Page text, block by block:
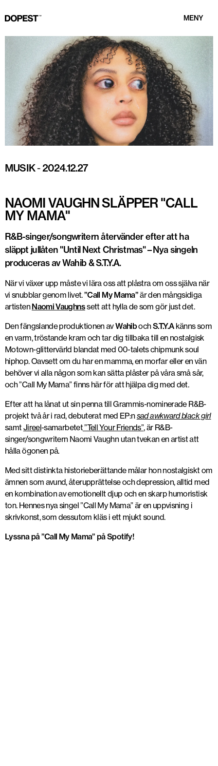
MENY
MUSIK-2024.12.27
NAOMI VAUGHN SLÄPPER "CALL
MY MAMA"
R&B-singer/songwritern återvänder efter att ha
släppt jullåten "Until Next Christmas" – Nya singeln
produceras av Wahib & S.T.Y.A.
När vi växer upp måste vi lära oss att plåstra om oss själva när
vi snubblar genom livet.”Call My Mama”är den mångsidiga
artistenNaomi Vaughnssett att hylla de som gör just det.
Den fängslande produktionen avWahibochS.T.Y.Akänns som
en varm, tröstande kram och tar dig tillbaka till en nostalgisk
Motown-glittervärld blandat med 00-talets chipmunk soul
hiphop. Oavsett om du har en mamma, en morfar eller en vän
behöver vi alla någon som kan sätta plåster på våra små sår,
och ”Call My Mama” finns här för att hjälpa dig med det.
Efter att ha lånat ut sin penna till Grammis-nominerade R&B-
projekt två år i rad, debuterat med EP:nsad awkward black girl
samt Jireel-samarbetet”Tell Your Friends”, är R&B-
singer/songwritern Naomi Vaughn utan tvekan en artist att
hålla ögonen på.
Med sitt distinkta historieberättande målar hon nostalgiskt om
ämnen som avund, återupprättelse och depression, alltid med
en kombination av emotionellt djup och en skarp humoristisk
ton. Hennes nya singel ”Call My Mama” är en uppvisning i
skrivkonst, som dessutom kläs i ett mjukt sound.
Lyssna på ”Call My Mama” på Spotify!